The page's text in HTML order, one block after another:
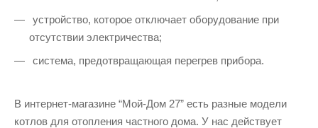
устройство, которое отключает оборудование при
отсутствии электричества;
система, предотвращающая перегрев прибора.
В интернет-магазине “Мой-Дом 27” есть разные модели
котлов для отопления частного дома. У нас действует